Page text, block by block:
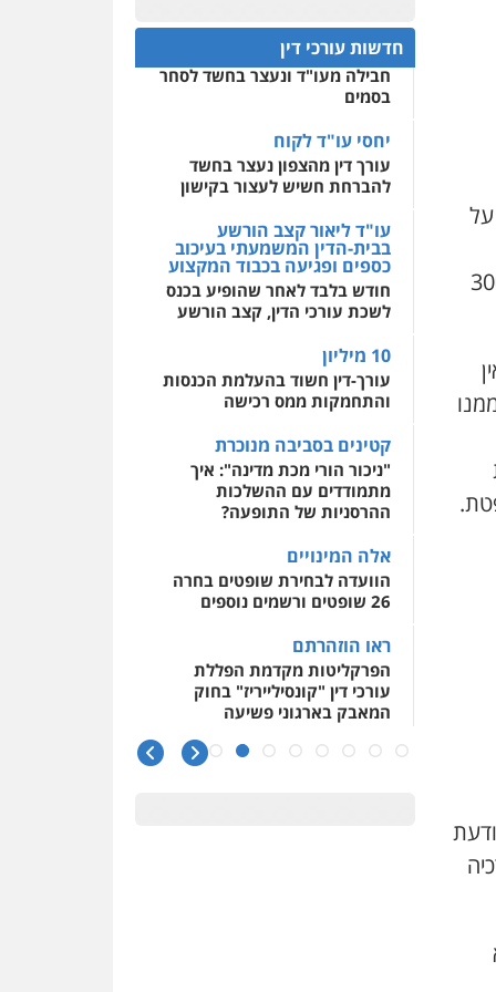
אמר שהמסעדה מעסיקה 300
הנאשמת מודעת
0522508109
אחסון אתרים
לעורכי דין
אסירים עבירות מין
שירותים מקצועיים לעורכי
דין
0544500346
חדשות עורכי דין
חפץ חשוד
עצור בתיק ניסיון רצח קיבל
חבילה מעו"ד ונעצר בחשד לסחר
בסמים
יחסי עו"ד לקוח
עורך דין מהצפון נעצר בחשד
להברחת חשיש לעצור בקישון
עו"ד ליאור קצב הורשע
בבית-הדין המשמעתי בעיכוב
כספים ופגיעה בכבוד המקצוע
חודש בלבד לאחר שהופיע בכנס
לשכת עורכי הדין, קצב הורשע
10 מיליון
עורך-דין חשוד בהעלמת הכנסות
והתחמקות ממס רכישה
קטינים בסביבה מנוכרת
"ניכור הורי מכת מדינה": איך
מתמודדים עם ההשלכות
ההרסניות של התופעה?
אלה המינויים
הוועדה לבחירת שופטים בחרה
26 שופטים ורשמים נוספים
ראו הוזהרתם
הפרקליטות מקדמת הפללת
עורכי דין "קונסילייריז" בחוק
המאבק בארגוני פשיעה
משרות אמון